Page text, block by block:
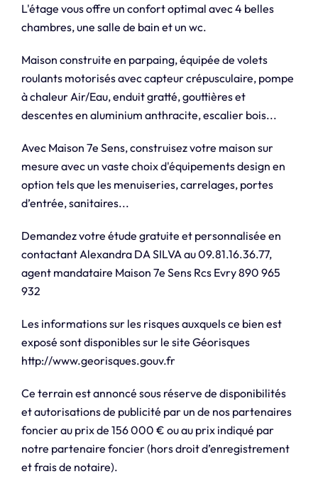
L'étage vous offre un confort optimal avec 4 belles
chambres, une salle de bain et un wc.
Maison construite en parpaing, équipée de volets
roulants motorisés avec capteur crépusculaire, pompe
à chaleur Air/Eau, enduit gratté, gouttières et
descentes en aluminium anthracite, escalier bois...
Avec Maison 7e Sens, construisez votre maison sur
mesure avec un vaste choix d'équipements design en
option tels que les menuiseries, carrelages, portes
d’entrée, sanitaires...
Demandez votre étude gratuite et personnalisée en
contactant Alexandra DA SILVA au 09.81.16.36.77,
agent mandataire Maison 7e Sens Rcs Evry 890 965
932
Les informations sur les risques auxquels ce bien est
exposé sont disponibles sur le site Géorisques
http://www.georisques.gouv.fr
Ce terrain est annoncé sous réserve de disponibilités
et autorisations de publicité par un de nos partenaires
foncier au prix de 156 000 € ou au prix indiqué par
notre partenaire foncier (hors droit d’enregistrement
et frais de notaire).